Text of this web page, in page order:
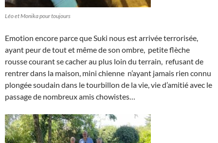
Léo et Monika pour toujours
Emotion encore parce que Suki nous est arrivée terrorisée,
ayant peur de tout et même de son ombre, petite flèche
rousse courant se cacher au plus loin du terrain, refusant de
rentrer dans la maison, mini chienne n’ayant jamais rien connu
plongée soudain dans le tourbillon de la vie, vie d’amitié avec le
passage de nombreux amis chowistes…